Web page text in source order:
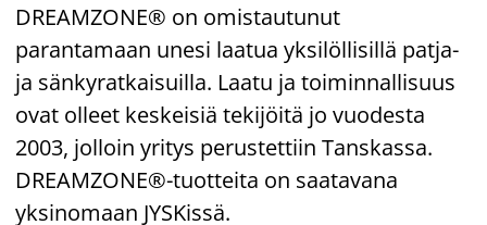
DREAMZONE® on omistautunut
parantamaan unesi laatua yksilöllisillä patja-
ja sänkyratkaisuilla. Laatu ja toiminnallisuus
ovat olleet keskeisiä tekijöitä jo vuodesta
2003, jolloin yritys perustettiin Tanskassa.
DREAMZONE®-tuotteita on saatavana
yksinomaan JYSKissä.